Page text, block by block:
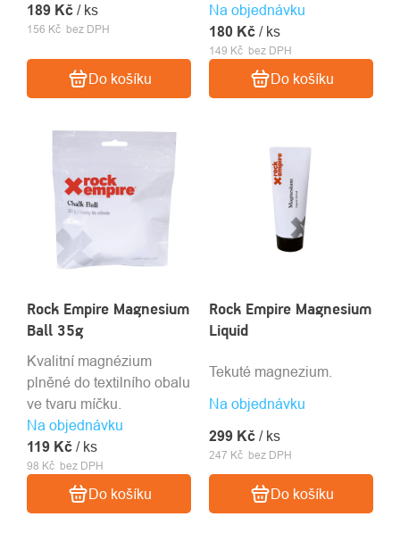
156 Kč bez DPH
189 Kč / ks
Do košíku
Na objednávku
149 Kč bez DPH
180 Kč / ks
Do košíku
Rock Empire Magnesium
Ball 35g
Na objednávku
98 Kč bez DPH
119 Kč / ks
Do košíku
Kvalitní magnézium
plněné do textilního obalu
ve tvaru míčku.
Rock Empire Magnesium
Liquid
Na objednávku
247 Kč bez DPH
299 Kč / ks
Do košíku
Tekuté magnezium.